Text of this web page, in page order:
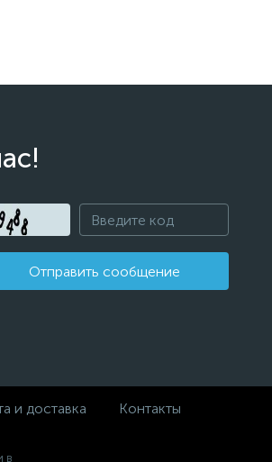
Отправить сообщение
и доставка Контакты
в